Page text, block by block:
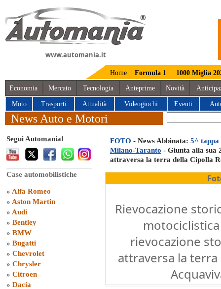
www.automania.it
Home Formula 1 1000 Miglia
Economia Mercato Tecnologia Anteprime Novità
Moto Trasporti Attualità Videogiochi Eventi
News Auto e Motori
Segui Automania!
Case automobilistiche
» Alfa Romeo
» Aston Martin
» Audi
» Bentley
» BMW
» Bugatti
» Chevrolet
» Chrysler
» Citroen
» Dacia
FOTO - News Abbinata: 5^ tappa
Milano-Taranto - Giunta alla sua
attraversa la terra della Cipolla
Rievocazione
rievocazione
attraversa la terra